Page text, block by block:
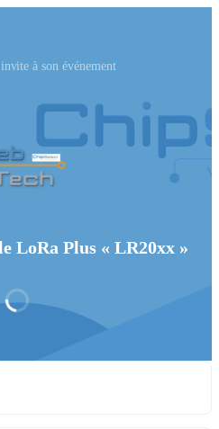
à son événement
LoRa Plus « LR20xx »